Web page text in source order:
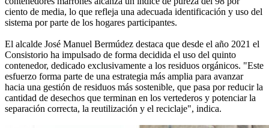
ciento de media, lo que refleja una adecuada identificación y uso del
sistema por parte de los hogares participantes.
El alcalde José Manuel Bermúdez destaca que desde el año 2021 el
Consistorio ha impulsado de forma decidida el uso del quinto
contenedor, dedicado exclusivamente a los residuos orgánicos. "Este
esfuerzo forma parte de una estrategia más amplia para avanzar
hacia una gestión de residuos más sostenible, que pasa por reducir la
cantidad de desechos que terminan en los vertederos y potenciar la
separación correcta, la reutilización y el reciclaje", indica.